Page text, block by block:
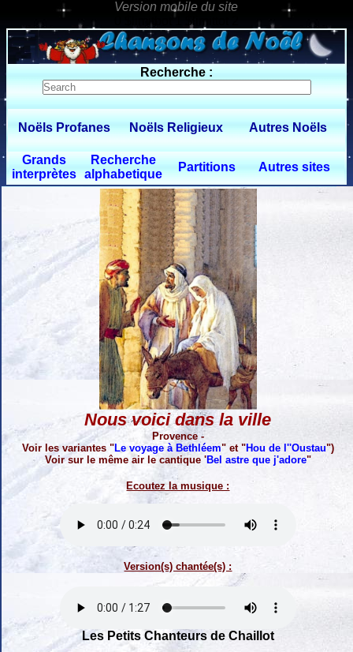
0 $limitbot 1 $limittot 2
Recherche :
Noëls Profanes Noëls Religieux Autres Noëls
Grands
interprètes
Recherche
alphabetique
Partitions Autres sites
Nous voici dans la ville
Provence -
Voir les variantes "Le voyage à Bethléem" et "Hou de l''Oustau")
Voir sur le même air le cantique 'Bel astre que j'adore"
Ecoutez la musique :
Version(s) chantée(s) :
Les Petits Chanteurs de Chaillot